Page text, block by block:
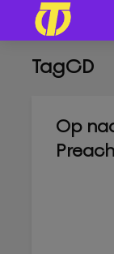
TagCD
Op